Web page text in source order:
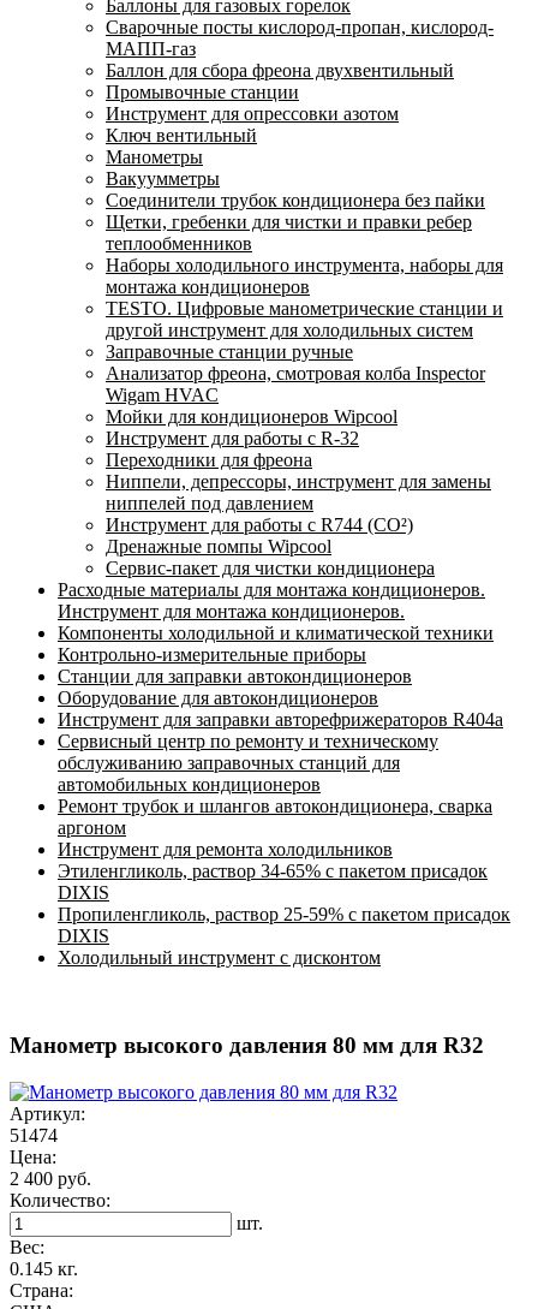
Баллоны для газовых горелок
Сварочные посты кислород-пропан, кислород-
МАПП-газ
Баллон для сбора фреона двухвентильный
Промывочные станции
Инструмент для опрессовки азотом
Ключ вентильный
Манометры
Вакуумметры
Соединители трубок кондиционера без пайки
Щетки, гребенки для чистки и правки ребер
теплообменников
Наборы холодильного инструмента, наборы для
монтажа кондиционеров
TESTO. Цифровые манометрические станции и
другой инструмент для холодильных систем
Заправочные станции ручные
Анализатор фреона, смотровая колба Inspector
Wigam HVAC
Мойки для кондиционеров Wipcool
Инструмент для работы с R-32
Переходники для фреона
Ниппели, депрессоры, инструмент для замены
ниппелей под давлением
Инструмент для работы с R744 (CO²)
Дренажные помпы Wipcool
Сервис-пакет для чистки кондиционера
Расходные материалы для монтажа кондиционеров.
Инструмент для монтажа кондиционеров.
Компоненты холодильной и климатической техники
Контрольно-измерительные приборы
Станции для заправки автокондиционеров
Оборудование для автокондиционеров
Инструмент для заправки авторефрижераторов R404a
Сервисный центр по ремонту и техническому
обслуживанию заправочных станций для
автомобильных кондиционеров
Ремонт трубок и шлангов автокондиционера, сварка
аргоном
Инструмент для ремонта холодильников
Этиленгликоль, раствор 34-65% с пакетом присадок
DIXIS
Пропиленгликоль, раствор 25-59% с пакетом присадок
DIXIS
Холодильный инструмент с дисконтом
Манометр высокого давления 80 мм для R32
Артикул:
51474
Цена:
2 400 руб.
Количество:
шт.
Вес:
0.145 кг.
Страна: